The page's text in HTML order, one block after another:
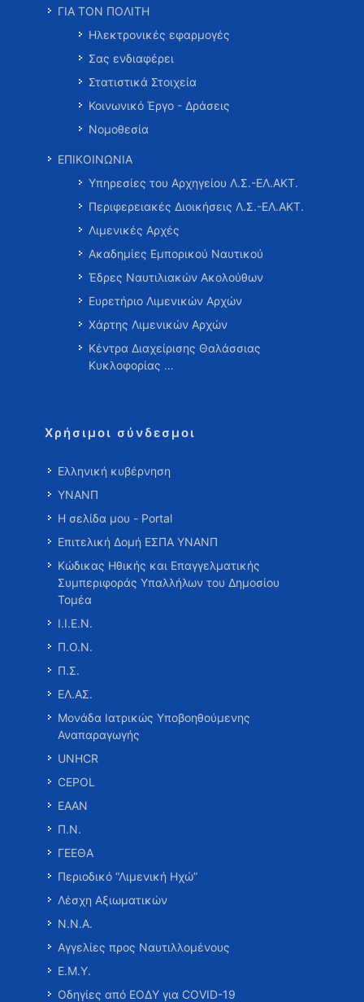
ΓΙΑ ΤΟΝ ΠΟΛΙΤΗ
Ηλεκτρονικές εφαρμογές
Σας ενδιαφέρει
Στατιστικά Στοιχεία
Κοινωνικό Έργο - Δράσεις
Νομοθεσία
ΕΠΙΚΟΙΝΩΝΙΑ
Υπηρεσίες του Αρχηγείου Λ.Σ.-ΕΛ.ΑΚΤ.
Περιφερειακές Διοικήσεις Λ.Σ.-ΕΛ.ΑΚΤ.
Λιμενικές Αρχές
Ακαδημίες Εμπορικού Ναυτικού
Έδρες Ναυτιλιακών Ακολούθων
Ευρετήριο Λιμενικών Αρχών
Χάρτης Λιμενικών Αρχών
Κέντρα Διαχείρισης Θαλάσσιας
Κυκλοφορίας …
Χρήσιμοι σύνδεσμοι
Ελληνική κυβέρνηση
ΥΝΑΝΠ
Η σελίδα μου - Portal
Επιτελική Δομή ΕΣΠΑ ΥΝΑΝΠ
Κώδικας Ηθικής και Επαγγελματικής
Συμπεριφοράς Υπαλλήλων του Δημοσίου
Τομέα
Ι.Ι.Ε.Ν.
Π.Ο.Ν.
Π.Σ.
ΕΛ.ΑΣ.
Μονάδα Ιατρικώς Υποβοηθούμενης
Αναπαραγωγής
UNHCR
CEPOL
ΕΑΑΝ
Π.Ν.
ΓΕΕΘΑ
Περιοδικό “Λιμενική Ηχώ”
Λέσχη Αξιωματικών
Ν.Ν.Α.
Αγγελίες προς Ναυτιλλομένους
Ε.Μ.Υ.
Οδηγίες από ΕΟΔΥ για COVID-19